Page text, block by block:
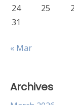
24
25
31
« Mar
Archives